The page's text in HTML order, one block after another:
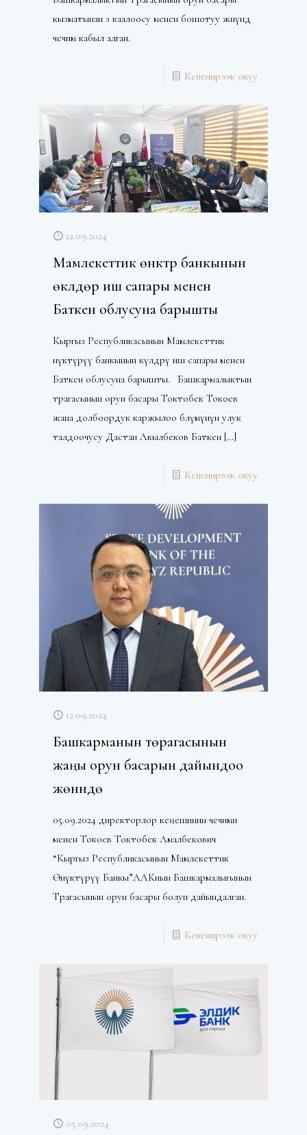
кызматынан өз каалоосу менен бошотуу жөнүндө
чечим кабыл алган.
Кененирээк окуу
12.09.2024
Мамлекеттик өнүктүрүү банкынын
өкүлдөрү иш сапары менен
Баткен облусуна барышты
Кыргыз Республикасынын Мамлекеттик
өнүктүрүү банкынын өкүлдөрү иш сапары менен
Баткен облусуна барышты.⠀Башкармалыктын
төрагасынын орун басары Токтобек Токоев
жана долбоордук каржылоо бөлүмүнүн улук
талдоочусу Дастан Акылбеков Баткен […]
Кененирээк окуу
12.09.2024
Башкарманын төрагасынын
жаңы орун басарын дайындоо
жөнүндө
05.09.2024 директорлор кеңешинин чечими
менен Токоев Токтобек Амалбекович
“Кыргыз Республикасынын Мамлекеттик
Өнүктүрүү Банкы”ААКнын Башкармалыгынын
Төрагасынын орун басары болуп дайындалган.
Кененирээк окуу
05.09.2024